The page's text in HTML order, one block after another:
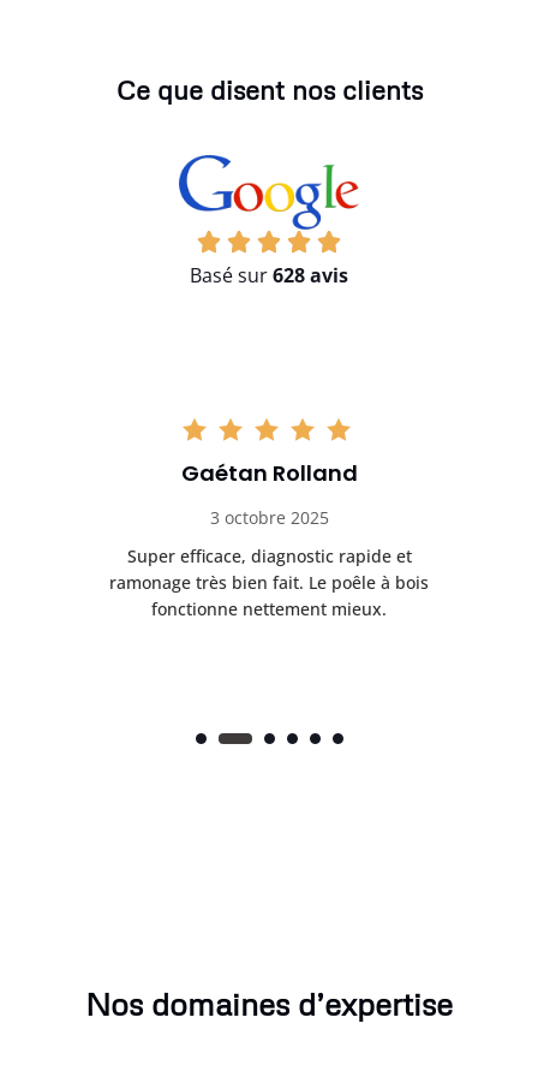
Ce que disent nos clients
Basé sur628 avis
Gaétan Rolland
3 octobre 2025
Super efficace, diagnostic rapide et
ramonage très bien fait. Le poêle à bois
fonctionne nettement mieux.
Nos domaines d’expertise